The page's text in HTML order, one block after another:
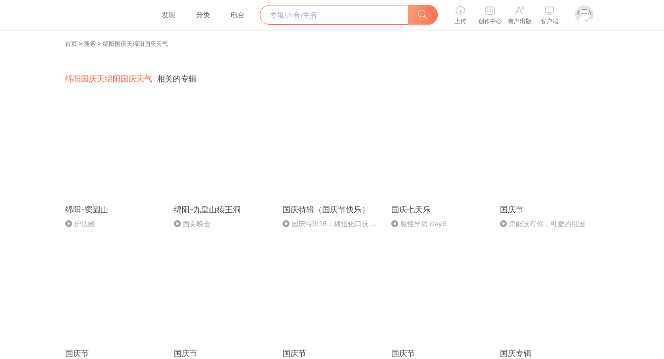
发现 分类 电台
上传 创作中心 有声出版 客户端
首页 > 搜索 > 绵阳国庆天绵阳国庆天气
绵阳国庆天绵阳国庆天气 相关的专辑
绵阳-窦圌山
护法殿
绵阳-九皇山猿王洞
西羌晚会
国庆特辑（国庆节快乐）
国庆特辑16：魏迅化口技 二
国庆七天乐
魔性早功 day6
国庆节
怎能没有你，可爱的祖国
国庆节 国庆节 国庆节 国庆节 国庆专辑